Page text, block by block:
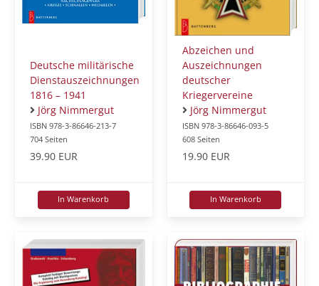
Deutsche militärische
Dienstauszeichnungen
1816 – 1941
Jörg Nimmergut
ISBN 978-3-86646-213-7
704 Seiten
39.90 EUR
In Warenkorb
Abzeichen und
Auszeichnungen
deutscher
Kriegervereine
Jörg Nimmergut
ISBN 978-3-86646-093-5
608 Seiten
19.90 EUR
In Warenkorb